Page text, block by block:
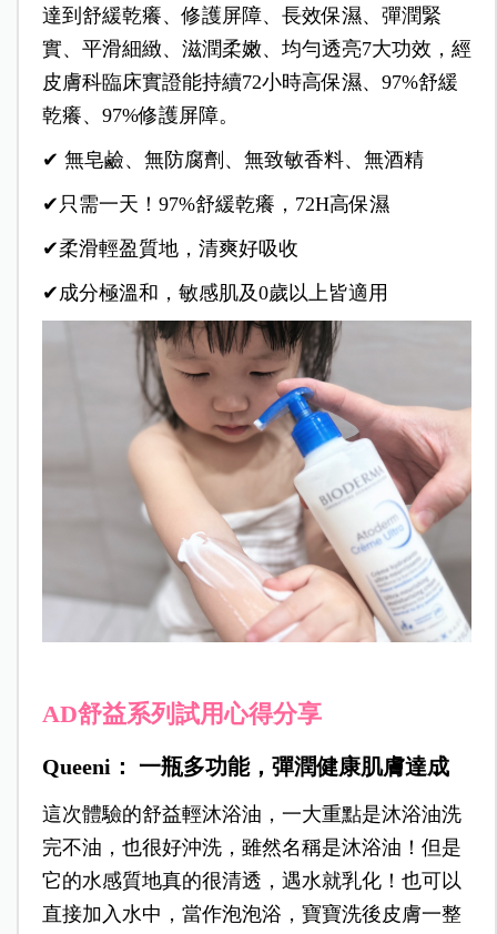
達到舒緩乾癢、修護屏障、長效保濕、彈潤緊
實、平滑細緻、滋潤柔嫩、均勻透亮7大功效，經
皮膚科臨床實證能持續72小時高保濕、97%舒緩
乾癢、97%修護屏障。
✔ 無皂鹼、無防腐劑、無致敏香料、無酒精
✔只需一天！97%舒緩乾癢，72H高保濕
✔柔滑輕盈質地，清爽好吸收
✔成分極溫和，敏感肌及0歲以上皆適用
AD舒益系列試用心得分享
Queeni： 一瓶多功能，彈潤健康肌膚達成
這次體驗的舒益輕沐浴油，一大重點是沐浴油洗
完不油，也很好沖洗，雖然名稱是沐浴油！但是
它的水感質地真的很清透，遇水就乳化！也可以
直接加入水中，當作泡泡浴，寶寶洗後皮膚一整